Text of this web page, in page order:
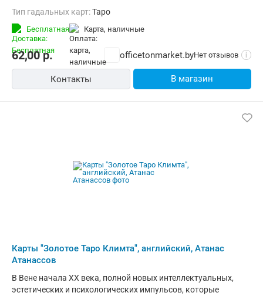
Тип гадальных карт:Таро
Бесплатная карта, наличные
62,00р. officetonmarket.byНет отзывов i
Контакты В магазин
Карты "Золотое Таро Климта", английский, Атанас
Атанассов
В Вене начала ХХ века, полной новых интеллектуальных,
эстетических и психологических импульсов, которые